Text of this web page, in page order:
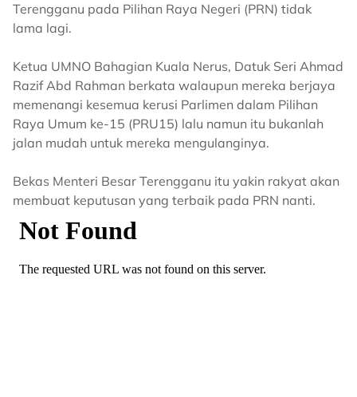
Terengganu pada Pilihan Raya Negeri (PRN) tidak
lama lagi.
Ketua UMNO Bahagian Kuala Nerus, Datuk Seri Ahmad
Razif Abd Rahman berkata walaupun mereka berjaya
memenangi kesemua kerusi Parlimen dalam Pilihan
Raya Umum ke-15 (PRU15) lalu namun itu bukanlah
jalan mudah untuk mereka mengulanginya.
Bekas Menteri Besar Terengganu itu yakin rakyat akan
membuat keputusan yang terbaik pada PRN nanti.